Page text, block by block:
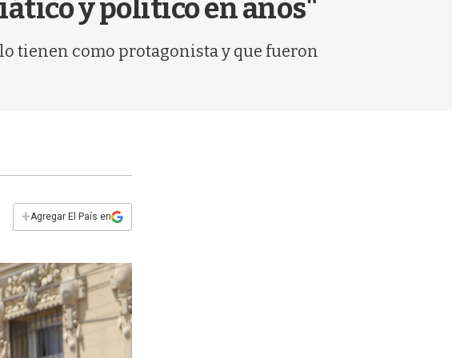
y político en años"
tienen como protagonista y que fueron
+Agregar El País en